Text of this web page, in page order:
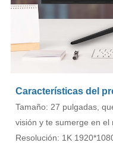
Características del
Tamaño: 27 pulgadas,
visión y te sumerge en el
Resolución: 1K